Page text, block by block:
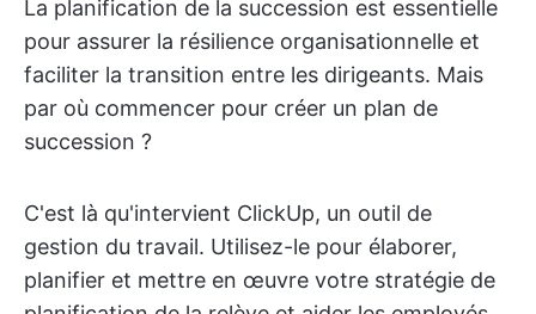
La planification de la succession est essentielle
pour assurer la résilience organisationnelle et
faciliter la transition entre les dirigeants. Mais
par où commencer pour créer un plan de
succession ?
C'est là qu'intervient ClickUp, un outil de
gestion du travail. Utilisez-le pour élaborer,
planifier et mettre en œuvre votre stratégie de